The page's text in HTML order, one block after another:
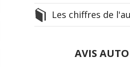
Les chiffres de
AVIS AUTO